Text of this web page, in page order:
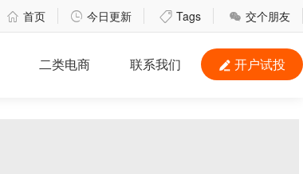
 首页  今日更新  Tags  交个朋友
 开户试投
二类电商 联系我们